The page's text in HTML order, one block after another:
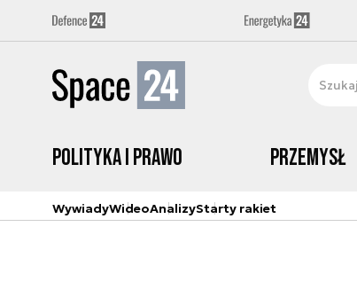
Polityka i prawo Przemysł
WywiadyWideoAnalizyStarty rakiet